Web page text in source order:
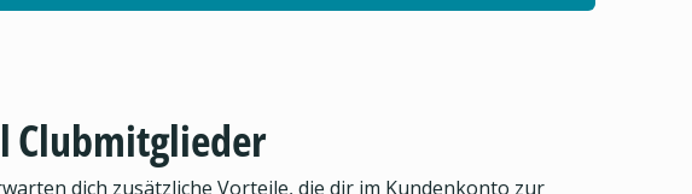
Clubmitglieder
dich zusätzliche Vorteile, die dir im Kundenkonto zur